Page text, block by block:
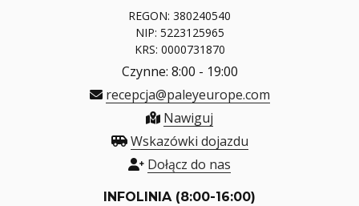
REGON: 380240540
NIP: 5223125965
KRS: 0000731870
Czynne: 8:00 - 19:00
recepcja@paleyeurope.com
Nawiguj
Wskazówki dojazdu
Dołącz do nas
INFOLINIA (8:00-16:00)